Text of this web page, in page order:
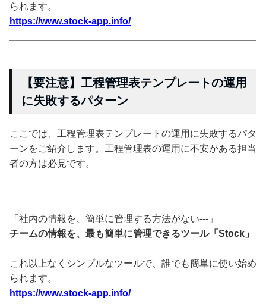
られます。
https://www.stock-app.info/
【要注意】工程管理表テンプレートの運用
に失敗するパターン
ここでは、工程管理表テンプレートの運用に失敗するパタ
ーンをご紹介します。工程管理表の運用に不安がある担当
者の方は必見です。
「社内の情報を、簡単に管理する方法がない---」
チームの情報を、最も簡単に管理できるツール「Stock」
これ以上なくシンプルなツールで、誰でも簡単に使い始め
られます。
https://www.stock-app.info/